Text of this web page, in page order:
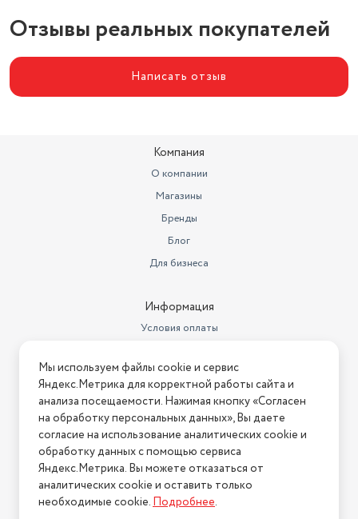
Отзывы реальных покупателей
Написать отзыв
Компания
О компании
Магазины
Бренды
Блог
Для бизнеса
Информация
Условия оплаты
Условия возврата
Нашли ошибку на сайте? Напишите нам
2026 © Интернет-магазин "АстМаркет". У нас есть всё!
Политика конфиденциальности
Мы используем файлы cookie и сервис
Яндекс.Метрика для корректной работы сайта и
анализа посещаемости. Нажимая кнопку «Согласен
на обработку персональных данных», Вы даете
согласие на использование аналитических cookie и
обработку данных с помощью сервиса
Яндекс.Метрика. Вы можете отказаться от
аналитических cookie и оставить только
необходимые cookie.Подробнее.